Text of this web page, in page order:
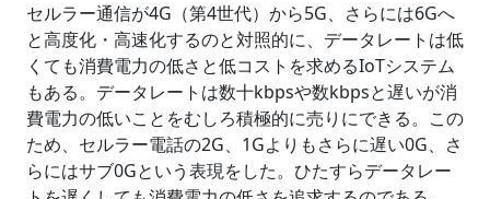
セルラー通信が4G（第4世代）から5G、さらには6Gへ
と高度化・高速化するのと対照的に、データレートは低
くても消費電力の低さと低コストを求めるIoTシステム
もある。データレートは数十kbpsや数kbpsと遅いが消
費電力の低いことをむしろ積極的に売りにできる。この
ため、セルラー電話の2G、1Gよりもさらに遅い0G、さ
らにはサブ0Gという表現をした。ひたすらデータレー